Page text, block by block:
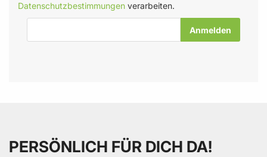
Datenschutzbestimmungen verarbeiten.
PERSÖNLICH FÜR DICH DA!